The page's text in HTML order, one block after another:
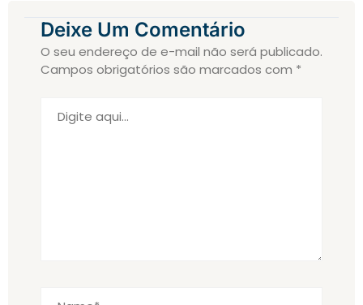
Deixe Um Comentário
O seu endereço de e-mail não será publicado.
Campos obrigatórios são marcados com *
aqui...